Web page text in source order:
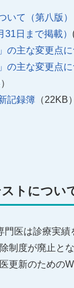
いて（第八版）
日まで掲載）
の主な変更点に
の主な変更点に
記録簿 （22KB）
トについ
医は診療実績
制度が廃止とな
更新のための